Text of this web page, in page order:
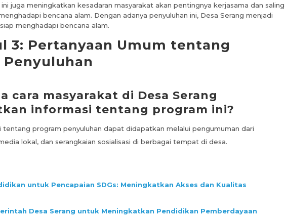
juga meningkatkan kesadaran masyarakat akan pentingnya kerjasama dan saling
bencana alam. Dengan adanya penyuluhan ini, Desa Serang menjadi
menghadapi bencana alam.
3: Pertanyaan Umum tentang
Penyuluhan
cara masyarakat di Desa Serang
informasi tentang program ini?
tentang program penyuluhan dapat didapatkan melalui pengumuman dari
lokal, dan serangkaian sosialisasi di berbagai tempat di desa.
untuk Pencapaian SDGs: Meningkatkan Akses dan Kualitas
Desa Serang untuk Meningkatkan Pendidikan Pemberdayaan